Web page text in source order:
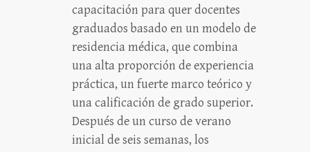
capacitación para quer docentes
graduados basado en un modelo de
residencia médica, que combina
una alta proporción de experiencia
práctica, un fuerte marco teórico y
una calificación de grado superior.
Después de un curso de verano
inicial de seis semanas, los